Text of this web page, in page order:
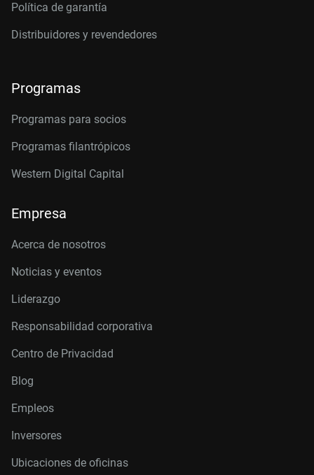
Política de garantía
Distribuidores y revendedores
Programas
Programas para socios
Programas filantrópicos
Western Digital Capital
Empresa
Acerca de nosotros
Noticias y eventos
Liderazgo
Responsabilidad corporativa
Centro de Privacidad
Blog
Empleos
Inversores
Ubicaciones de oficinas